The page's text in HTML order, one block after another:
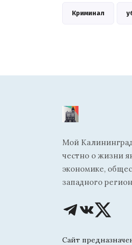
Криминал
Мой
честно о жизни
экономике,
западного
Сайт